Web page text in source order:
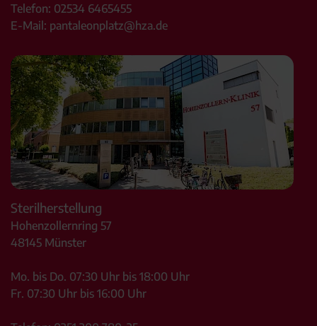
Telefon: 02534 6465455
E-Mail: pantaleonplatz@hza.de
Sterilherstellung
Hohenzollernring 57
48145 Münster
Mo. bis Do. 07:30 Uhr bis 18:00 Uhr
Fr. 07:30 Uhr bis 16:00 Uhr